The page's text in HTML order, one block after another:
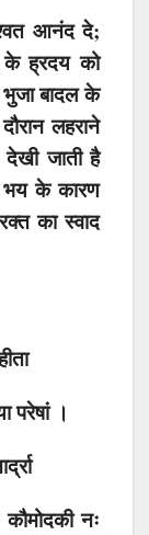
आनंद दे;
ह्रदय को
बादल के
लहराने
जाती है
भय के कारण
का स्वाद
परेषां ।
नः